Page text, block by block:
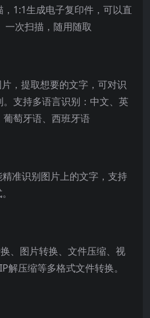
1:1生成电子复印件，可以直
一次扫描，随用随取
，提取想要的文字，可对识
支持多语言识别：中文、英
萄牙语、西班牙语
准识别图片上的文字，支持
、图片转换、文件压缩、视
解压缩等多格式文件转换。